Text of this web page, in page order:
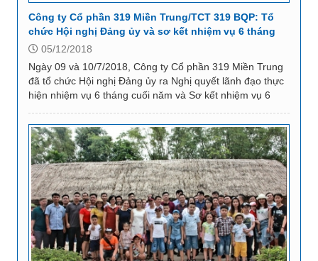
Công ty Cổ phần 319 Miền Trung/TCT 319 BQP: Tổ
chức Hội nghị Đảng ủy và sơ kết nhiệm vụ 6 tháng
đầu năm 2018
05/12/2018
Ngày 09 và 10/7/2018, Công ty Cổ phần 319 Miền Trung
đã tổ chức Hội nghị Đảng ủy ra Nghị quyết lãnh đạo thực
hiện nhiệm vụ 6 tháng cuối năm và Sơ kết nhiệm vụ 6